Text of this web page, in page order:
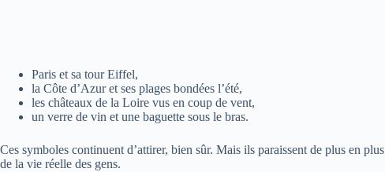
Paris et sa tour Eiffel,
la Côte d’Azur et ses plages bondées l’été,
les châteaux de la Loire vus en coup de vent,
un verre de vin et une baguette sous le bras.
Ces symboles continuent d’attirer, bien sûr. Mais ils paraissent de plus en plus
de la vie réelle des gens.